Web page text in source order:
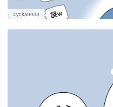
©yoka9003